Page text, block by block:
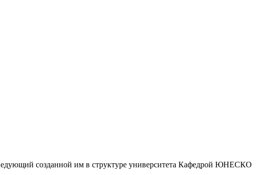
созданной им в структуре университета Кафедрой ЮНЕСКО